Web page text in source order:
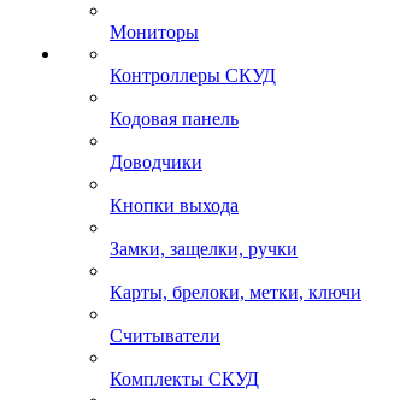
Мониторы
Контроллеры СКУД
Кодовая панель
Доводчики
Кнопки выхода
Замки, защелки, ручки
Карты, брелоки, метки, ключи
Считыватели
Комплекты СКУД